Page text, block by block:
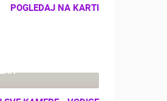
POGLEDAJ NA KARTI